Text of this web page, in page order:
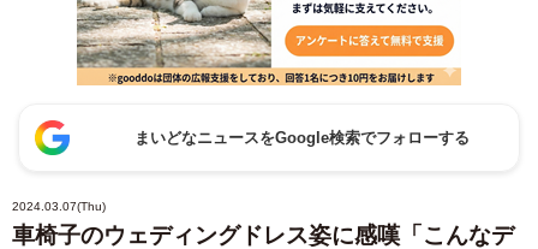
まいどなニュースをGoogle検索でフォローする
2024.03.07(Thu)
車椅子のウェディングドレス姿に感嘆「こんなデ